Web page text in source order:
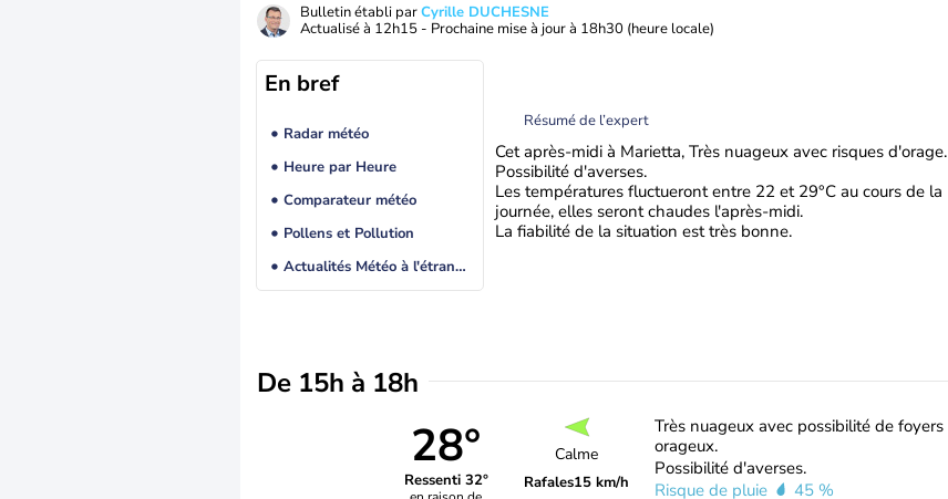
Bulletin établi parCyrille DUCHESNE
Actualisé à 12h15 - Prochaine mise à jour à 18h30 (heure locale)
En bref
Radar météo
Heure par Heure
Comparateur météo
Pollens et Pollution
Actualités Météo à l'étranger
Résumé de l’expert
Cet après-midi à Marietta, Très nuageux avec risques d'orage.
Possibilité d'averses.
Les températures fluctueront entre 22 et 29°C au cours de la
journée, elles seront chaudes l'après-midi.
La fiabilité de la situation est très bonne.
De 15h à 18h
28°
Ressenti 32°
Calme
Rafales15 km/h
Très nuageux avec possibilité de foyers
orageux.
Possibilité d'averses.
Risque de pluie
45 %